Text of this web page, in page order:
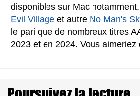
disponibles sur Mac
Evil Village et autre No Man's
le pari que de nombreux titres
2023 et en 2024. Vous aimeriez